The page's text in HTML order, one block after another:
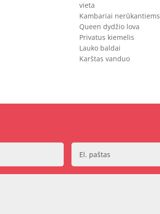
vieta
Kambariai nerūkantiems
Queen dydžio lova
Privatus kiemelis
Lauko baldai
Karštas vanduo